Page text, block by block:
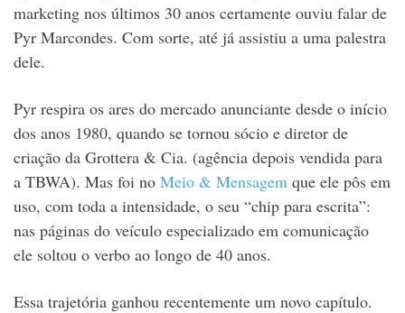
marketing nos últimos 30 anos certamente ouviu falar de
Pyr Marcondes. Com sorte, até já assistiu a uma palestra
dele.
Pyr respira os ares do mercado anunciante desde o início
dos anos 1980, quando se tornou sócio e diretor de
criação da Grottera & Cia. (agência depois vendida para
a TBWA). Mas foi no Meio & Mensagem que ele pôs em
uso, com toda a intensidade, o seu “chip para escrita”:
nas páginas do veículo especializado em comunicação
ele soltou o verbo ao longo de 40 anos.
Essa trajetória ganhou recentemente um novo capítulo.